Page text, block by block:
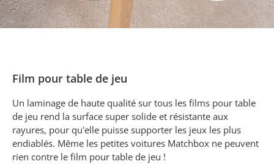
Film pour table de jeu
Un laminage de haute qualité sur tous les films pour table
de jeu rend la surface super solide et résistante aux
rayures, pour qu'elle puisse supporter les jeux les plus
endiablés. Même les petites voitures Matchbox ne peuvent
rien contre le film pour table de jeu !